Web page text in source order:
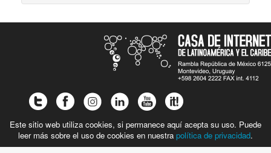
Este sitio web utiliza cookies, si permanece aquí acepta su uso. Puede
leer más sobre el uso de cookies en nuestra política de privacidad.